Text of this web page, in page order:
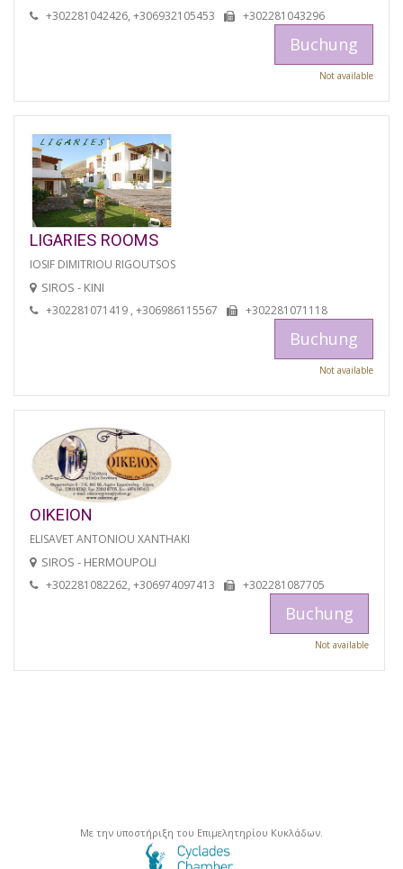
+302281042426, +306932105453 +302281043296
Buchung
Not available
LIGARIES ROOMS
IOSIF DIMITRIOU RIGOUTSOS
SIROS - KINI
+302281071419 , +306986115567 +302281071118
Buchung
Not available
OIKEION
ELISAVET ANTONIOU XANTHAKI
SIROS - HERMOUPOLI
+302281082262, +306974097413 +302281087705
Buchung
Not available
Με την υποστήριξη του Επιμελητηρίου Κυκλάδων.